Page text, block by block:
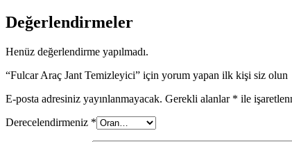
Değerlendirmeler
Henüz değerlendirme yapılmadı.
“Fulcar Araç Jant Temizleyici” için yorum yapan ilk kişi siz olun
E-posta adresiniz yayınlanmayacak. Gerekli alanlar * ile
Derecelendirmeniz *